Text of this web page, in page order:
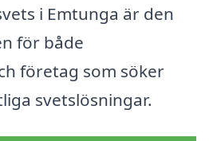
i Emtunga är den
för både
företag som söker
svetslösningar.